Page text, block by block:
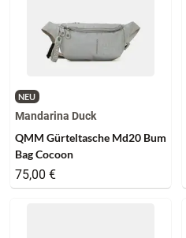
NEU
Mandarina Duck
QMM Gürteltasche Md20 Bum
Bag Cocoon
75,00 €